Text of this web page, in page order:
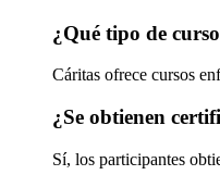
¿Qué tipo de
Cáritas ofrece cursos
¿Se obtienen
Sí, los participantes